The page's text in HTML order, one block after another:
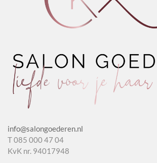
info@salongoederen.nl
T 085 000 47 04
KvK nr. 94017948